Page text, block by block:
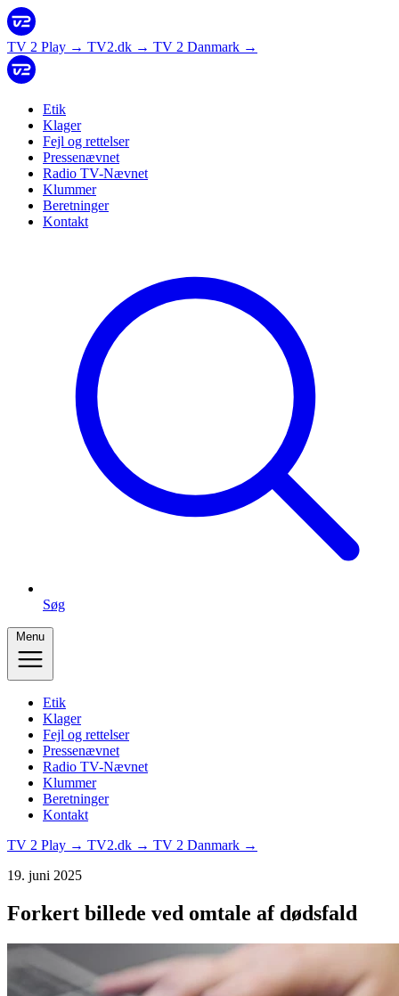
TV 2 Play → TV2.dk → TV 2 Danmark →
Etik
Klager
Fejl og rettelser
Pressenævnet
Radio TV-Nævnet
Klummer
Beretninger
Kontakt
Søg
Menu
Etik
Klager
Fejl og rettelser
Pressenævnet
Radio TV-Nævnet
Klummer
Beretninger
Kontakt
TV 2 Play → TV2.dk → TV 2 Danmark →
19. juni 2025
Forkert billede ved omtale af dødsfald